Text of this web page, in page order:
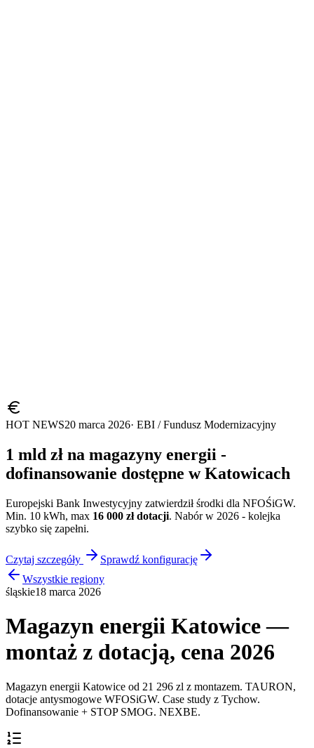
HOT NEWS20 marca 2026· EBI / Fundusz Modernizacyjny
1 mld zł na magazyny energii -
dofinansowanie dostępne wKatowicach
Europejski Bank Inwestycyjny zatwierdził środki dla NFOŚiGW.
Min. 10 kWh, max 16 000 zł dotacji. Nabór w 2026 - kolejka
szybko się zapełni.
Czytaj szczegóły
Sprawdź konfigurację
Wszystkie regiony
śląskie18 marca 2026
Magazyn energii Katowice —
montaż z dotacją, cena 2026
Magazyn energii Katowice od 21 296 zl z montazem. TAURON,
dotacje antysmogowe WFOSiGW. Case study z Tychow.
Dofinansowanie + STOP SMOG. NEXBE.